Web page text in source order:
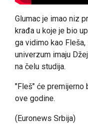
Glumac je imao niz
krađa u koje je bio
ga vidimo kao
univerzum imaju
na čelu studija.
"Fleš" će premijerno
ove godine.
(Euronews Srbija)